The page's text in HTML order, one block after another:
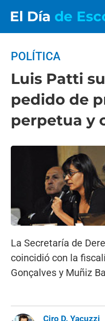
El Día de
POLÍTICA
Luis Patti
pedido de
perpetua y
La Secretaría de
coincidió con la
Gonçalves y Muñiz
Ciro D. Yacuzzi